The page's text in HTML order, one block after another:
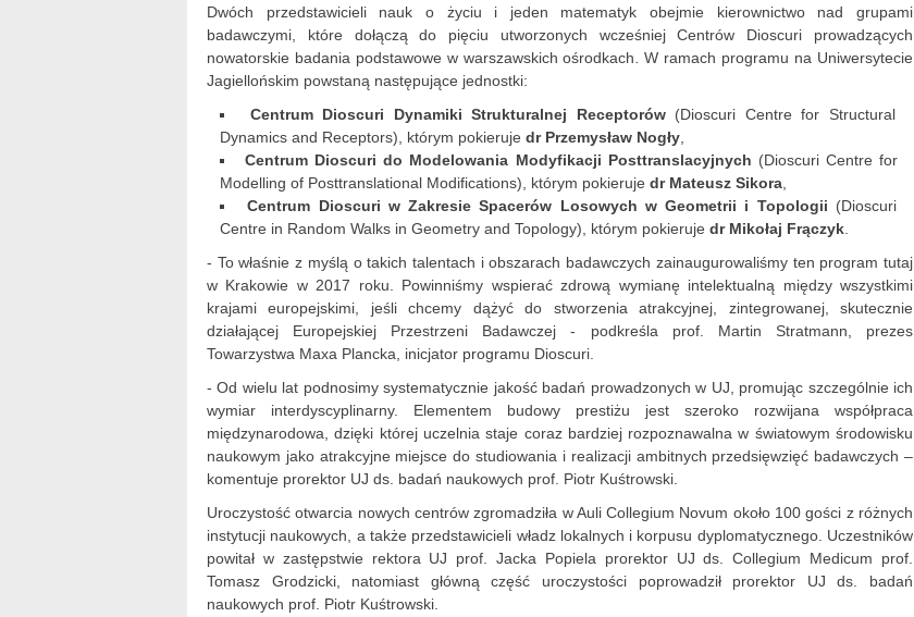
Dwóch przedstawicieli nauk o życiu i jeden matematyk obejmie kierownictwo nad grupami
badawczymi, które dołączą do pięciu utworzonych wcześniej Centrów Dioscuri prowadzących
nowatorskie badania podstawowe w warszawskich ośrodkach
W ramach programu na Uniwersytecie
Jagiellońskim powstaną następujące jednostki:
Centrum Dioscuri Dynamiki Strukturalnej Receptorów (Dioscuri Centre for Structural
Dynamics and Receptors), którym pokieruje dr Przemysław Nogły
Centrum Dioscuri do Modelowania Modyfikacji Posttranslacyjnych (Dioscuri Centre for
Modelling of Posttranslational Modifications), którym pokieruje dr Mateusz Sikora
Centrum Dioscuri w Zakresie Spacerów Losowych w Geometrii i Topologii (Dioscuri
Centre in Random Walks in Geometry and Topology), którym pokieruje dr Mikołaj Frączyk
- To właśnie z myślą o takich talentach i obszarach badawczych zainaugurowaliśmy ten program tutaj
w Krakowie w 2017 roku. Powinniśmy wspierać zdrową wymianę intelektualną między wszystkimi
krajami europejskimi, jeśli chcemy dążyć do stworzenia atrakcyjnej, zintegrowanej, skutecznie
działającej Europejskiej Przestrzeni Badawczej - podkreśla prof. Martin Stratmann, prezes
Towarzystwa Maxa Plancka, inicjator programu Dioscuri.
- Od wielu lat podnosimy systematycznie jakość badań prowadzonych w UJ, promując szczególnie ich
wymiar interdyscyplinarny. Elementem budowy prestiżu jest szeroko rozwijana współpraca
międzynarodowa, dzięki której uczelnia staje coraz bardziej rozpoznawalna w światowym środowisku
naukowym jako atrakcyjne miejsce do studiowania i realizacji ambitnych przedsięwzięć badawczych –
komentuje prorektor UJ ds. badań naukowych prof. Piotr Kuśtrowski.
Uroczystość otwarcia nowych centrów zgromadziła w Auli Collegium Novum około 100 gości z różnych
instytucji naukowych, a także przedstawicieli władz lokalnych i korpusu dyplomatycznego. Uczestników
powitał w zastępstwie rektora UJ prof. Jacka Popiela prorektor UJ ds. Collegium Medicum prof.
Tomasz Grodzicki, natomiast główną część uroczystości poprowadził prorektor UJ ds. badań
naukowych prof. Piotr Kuśtrowski.